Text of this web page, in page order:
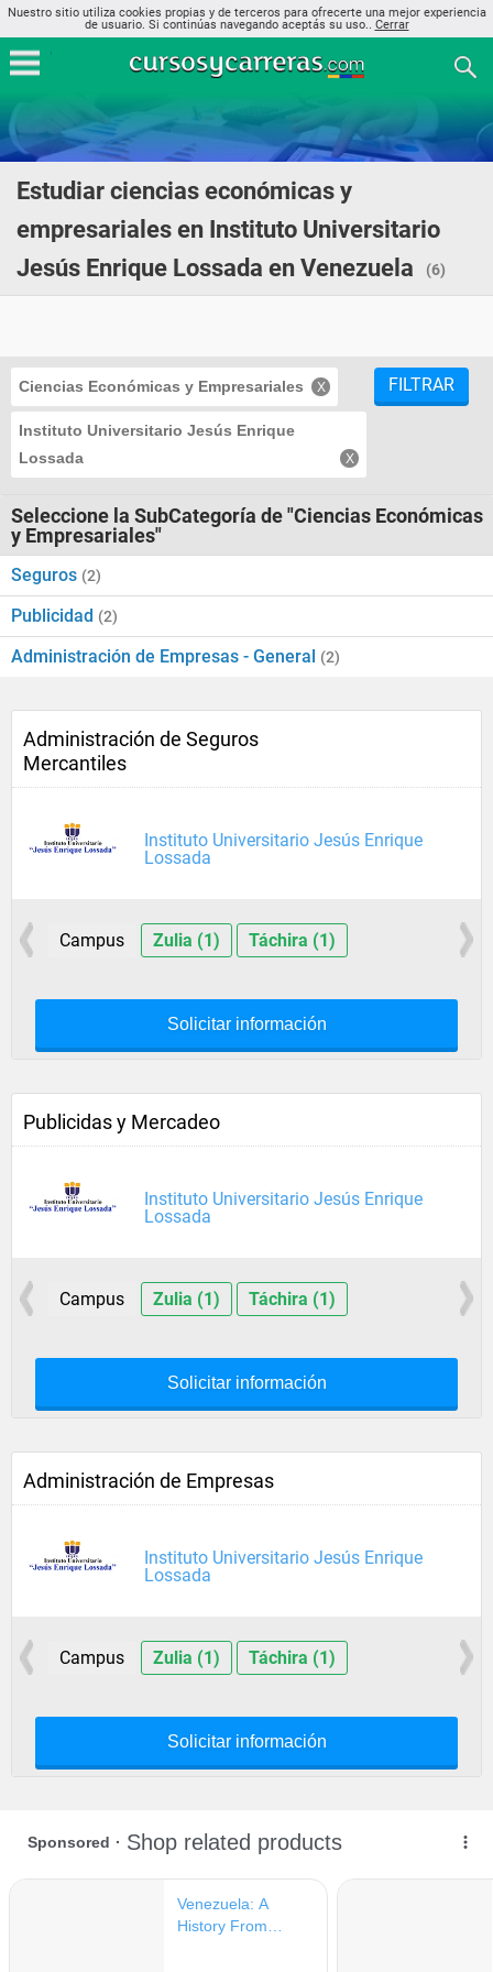
Nuestro sitio utiliza cookies propias y de terceros para ofrecerte una mejor experiencia
de usuario. Si continúas navegando aceptás su uso.. Cerrar
Estudiar ciencias económicas y
empresariales en Instituto Universitario
Jesús Enrique Lossada en Venezuela
(6)
Ciencias Económicas y Empresariales
Instituto Universitario Jesús Enrique
Lossada
FILTRAR
Seleccione la SubCategoría de "Ciencias Económicas
y Empresariales"
Seguros (2)
Publicidad (2)
Administración de Empresas - General (2)
Administración de Seguros
Mercantiles
Instituto Universitario Jesús Enrique
Lossada
Campus Zulia (1) Táchira (1)
Solicitar información
Publicidas y Mercadeo
Instituto Universitario Jesús Enrique
Lossada
Campus Zulia (1) Táchira (1)
Solicitar información
Administración de Empresas
Instituto Universitario Jesús Enrique
Lossada
Campus Zulia (1) Táchira (1)
Solicitar información